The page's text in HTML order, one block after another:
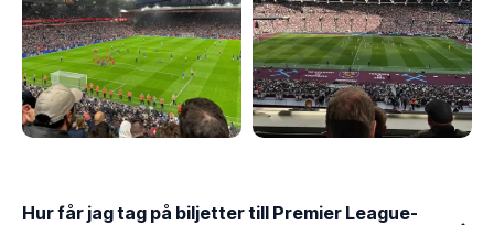
Hur får jag tag på biljetter till Premier League-